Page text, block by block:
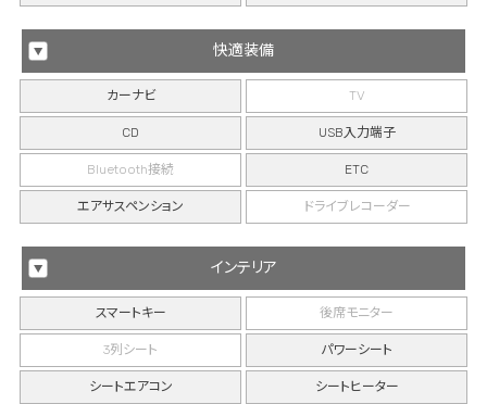
快適装備
カーナビ TV
CD USB入力端子
Bluetooth接続 ETC
エアサスペンション ドライブレコーダー
インテリア
スマートキー 後席モニター
3列シート パワーシート
シートエアコン シートヒーター